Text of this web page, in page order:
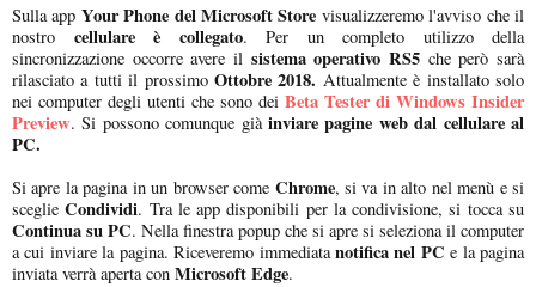
Sulla app Your Phone del Microsoft Store visualizzeremo l'avviso che il
nostro cellulare è collegato. Per un completo utilizzo della
sincronizzazione occorre avere il sistema operativo RS5 che però sarà
rilasciato a tutti il prossimo Ottobre 2018. Attualmente è installato solo
nei computer degli utenti che sono dei Beta Tester di Windows Insider
Preview. Si possono comunque già inviare pagine web dal cellulare al
PC.
Si apre la pagina in un browser come Chrome, si va in alto nel menù e si
sceglieCondividi. Tra le app disponibili per la condivisione, si tocca su
Continua su PC. Nella finestra popup che si apre si seleziona il computer
a cui inviare la pagina. Riceveremo immediatanotifica nel PC e la pagina
inviata verrà aperta con Microsoft Edge.